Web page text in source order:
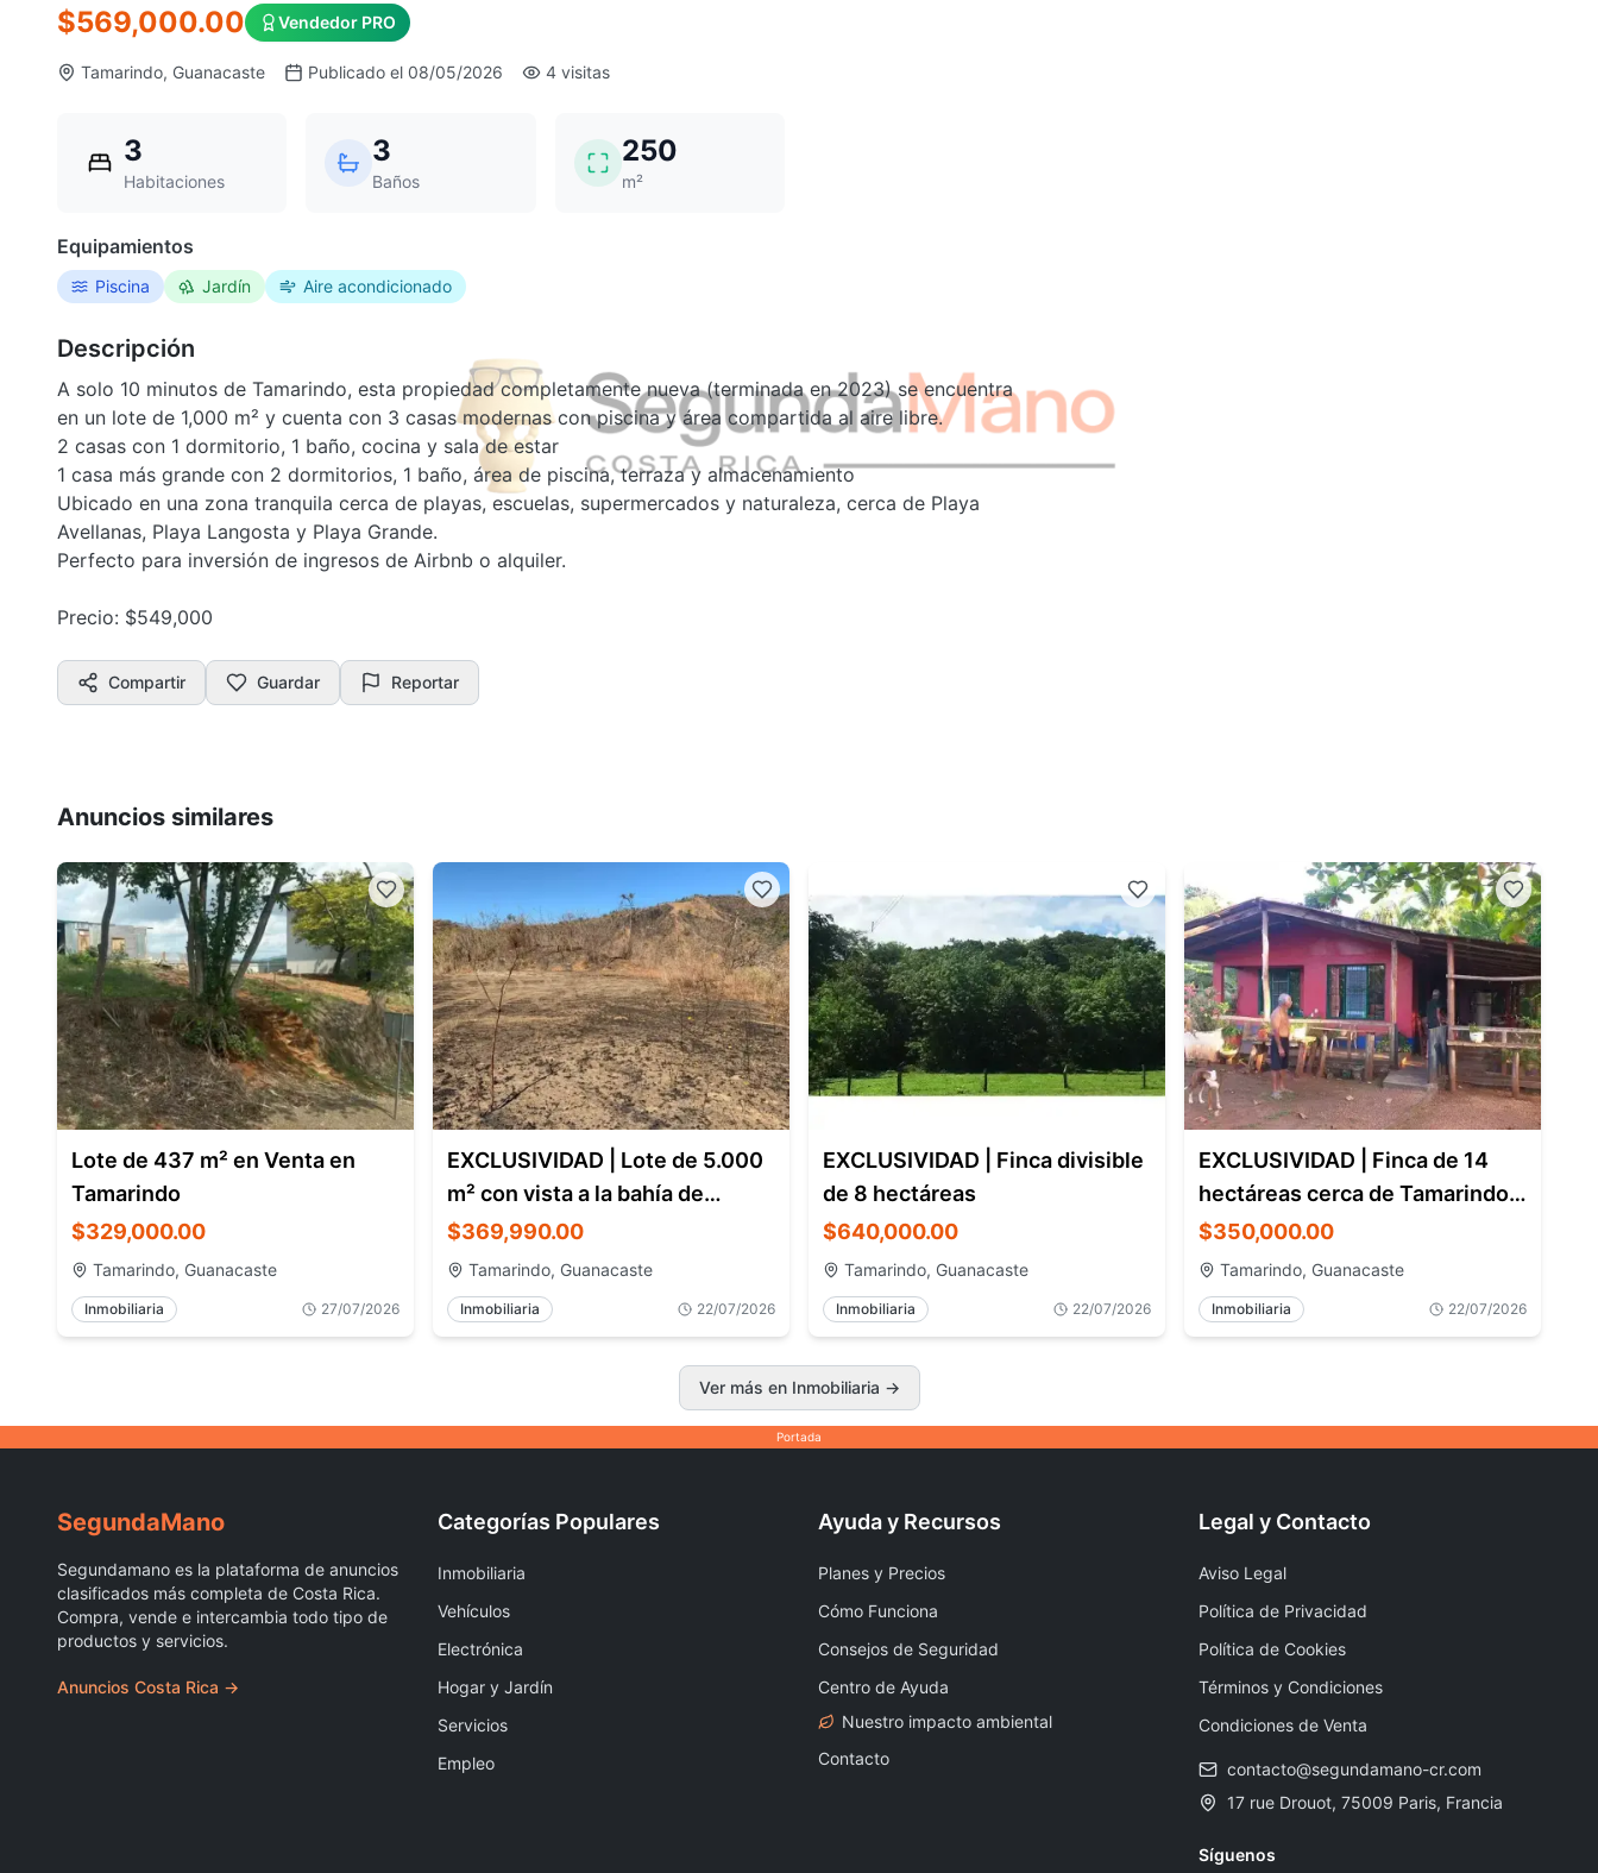
Portada
$569,000.00 Vendedor PRO
Tamarindo, Guanacaste Publicado el 08/05/2026 4 visitas
3
Habitaciones
3
Baños
250
m²
Equipamientos
Piscina Jardín Aire acondicionado
Descripción
A solo 10 minutos de Tamarindo, esta propiedad completamente nueva (terminada en 2023) se encuentra
en un lote de 1,000 m² y cuenta con 3 casas modernas con piscina y área compartida al aire libre.
2 casas con 1 dormitorio, 1 baño, cocina y sala de estar
1 casa más grande con 2 dormitorios, 1 baño, área de piscina, terraza y almacenamiento
Ubicado en una zona tranquila cerca de playas, escuelas, supermercados y naturaleza, cerca de Playa
Avellanas, Playa Langosta y Playa Grande.
Perfecto para inversión de ingresos de Airbnb o alquiler.
Precio: $549,000
Compartir Guardar Reportar
Anuncios similares
Lote de 437 m² en Venta en
Tamarindo
$329,000.00
Tamarindo, Guanacaste
Inmobiliaria 27/07/2026
EXCLUSIVIDAD | Lote de 5.000
m² con vista a la bahía de
Flamingo
$369,990.00
Tamarindo, Guanacaste
Inmobiliaria 22/07/2026
EXCLUSIVIDAD | Finca divisible
de 8 hectáreas
$640,000.00
Tamarindo, Guanacaste
Inmobiliaria 22/07/2026
EXCLUSIVIDAD | Finca de 14
hectáreas cerca de Tamarindo
con gran potencial de inversión
$350,000.00
Tamarindo, Guanacaste
Inmobiliaria 22/07/2026
Ver más en Inmobiliaria →
SegundaMano
Segundamano es la plataforma de anuncios
clasificados más completa de Costa Rica.
Compra, vende e intercambia todo tipo de
productos y servicios.
Anuncios Costa Rica →
Categorías Populares
Inmobiliaria
Vehículos
Electrónica
Hogar y Jardín
Servicios
Empleo
Ayuda y Recursos
Planes y Precios
Cómo Funciona
Consejos de Seguridad
Centro de Ayuda
Nuestro impacto ambiental
Contacto
Legal y Contacto
Aviso Legal
Política de Privacidad
Política de Cookies
Términos y Condiciones
Condiciones de Venta
contacto@segundamano-cr.com
17 rue Drouot, 75009 Paris, Francia
Síguenos